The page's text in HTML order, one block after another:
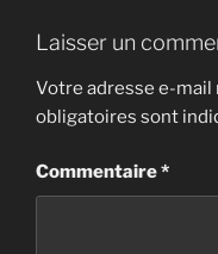
Laisser un
Votre adresse e-mail
obligatoires sont
Commentaire*